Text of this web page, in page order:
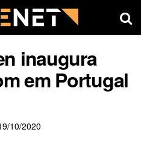
inaugura
em Portugal
10/2020